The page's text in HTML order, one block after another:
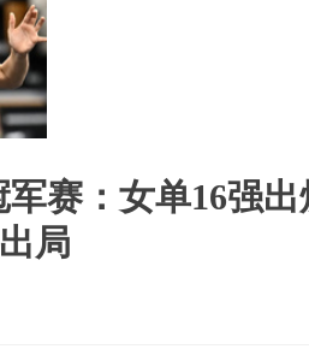
赛：女单16强
局